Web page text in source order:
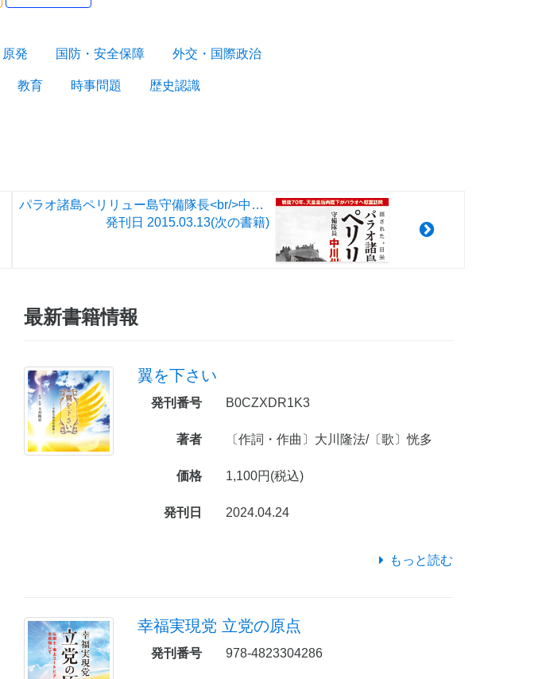
原発 国防・安全保障 外交・国際政治
教育 時事問題 歴史認識
パラオ諸島ペリリュー島守備隊長<br/>中川州男大佐の霊言<br/>--隠された“日米最強決戦”の真実--<br/>
発刊日 2015.03.13(次の書籍)
最新書籍情報
翼を下さい
発刊番号 B0CZXDR1K3
著者 〔作詞・作曲〕大川隆法/〔歌〕恍多
価格 1,100円(税込)
発刊日 2024.04.24
もっと読む
幸福実現党 立党の原点
発刊番号 978-4823304286